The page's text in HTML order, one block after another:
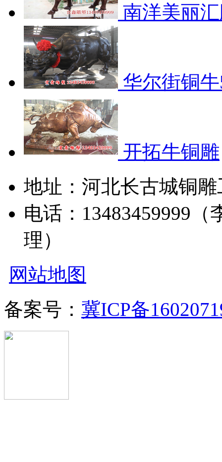
南洋美丽
华尔街铜
开拓牛铜雕
地址：河北长古城铜
电话：13483459999（
理）
网站地图
备案号： 冀ICP备